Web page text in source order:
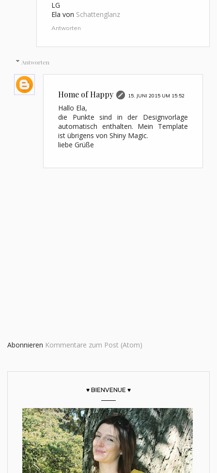
LG
Ela von Schattenglanz
Antworten
Antworten
Home of Happy 15. JUNI 2015 UM 15:52
Hallo Ela,
die Punkte sind in der Designvorlage
automatisch enthalten. Mein Template
ist übrigens von Shiny Magic.
liebe Grüße
Abonnieren Kommentare zum Post (Atom)
♥ BIENVENUE ♥